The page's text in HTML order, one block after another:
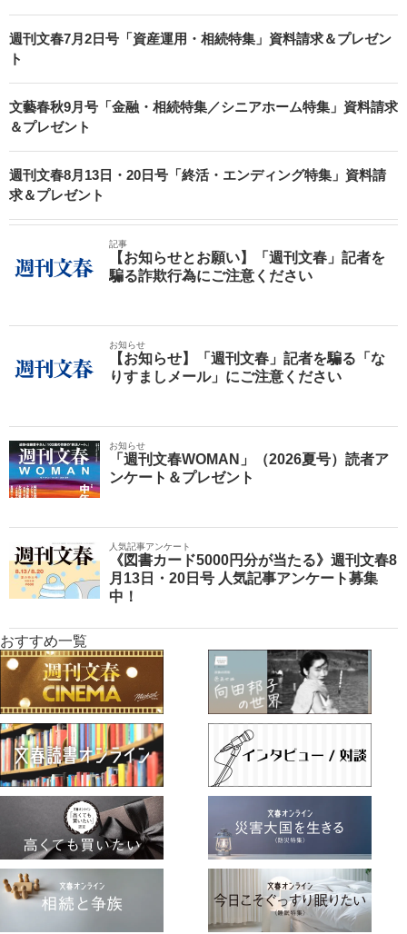
週刊文春7月2日号「資産運用・相続特集」資料請求＆プレゼン
ト
文藝春秋9月号「金融・相続特集／シニアホーム特集」資料請求
＆プレゼント
週刊文春8月13日・20日号「終活・エンディング特集」資料請
求＆プレゼント
記事
【お知らせとお願い】「週刊文春」記者を
騙る詐欺行為にご注意ください
お知らせ
【お知らせ】「週刊文春」記者を騙る「な
りすましメール」にご注意ください
お知らせ
「週刊文春WOMAN」（2026夏号）読者ア
ンケート＆プレゼント
人気記事アンケート
《図書カード5000円分が当たる》週刊文春8
月13日・20日号 人気記事アンケート募集
中！
おすすめ一覧